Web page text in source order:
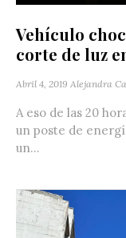
Vehículo
corte de luz
Abril 4, 2019 Alejandra
A eso de las 20
un poste de
un...